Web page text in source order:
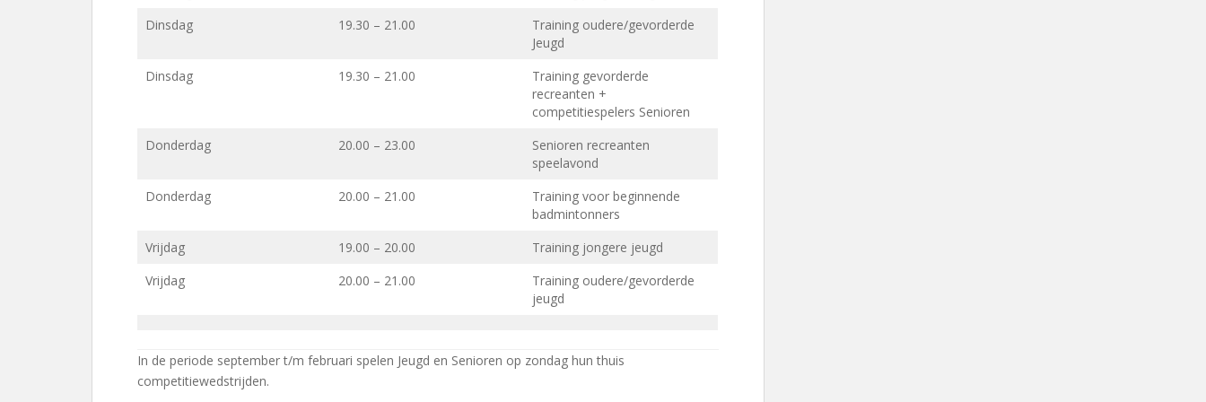
Dinsdag
19.30 – 21.00
Training oudere/gevorderde
Jeugd
Dinsdag
19.30 – 21.00
Training gevorderde
recreanten +
competitiespelers Senioren
Donderdag
20.00 – 23.00
Senioren recreanten
speelavond
Donderdag
20.00 – 21.00
Training voor beginnende
badmintonners
Vrijdag
19.00 – 20.00
Training jongere jeugd
Vrijdag
20.00 – 21.00
Training oudere/gevorderde
jeugd
In de periode september t/m februari spelen Jeugd en Senioren op zondag hun thuis
competitiewedstrijden.